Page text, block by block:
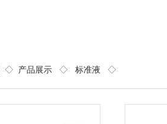
◇ 产品展示 ◇ 标准液 ◇